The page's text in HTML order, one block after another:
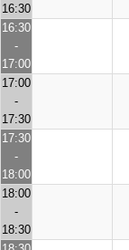
16:30
16:30
-
17:00
17:00
-
17:30
17:30
-
18:00
18:00
-
18:30